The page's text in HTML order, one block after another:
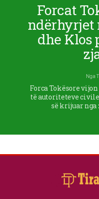
Forcat
ndërhyrjet
dhe Klos
Nga
Forca Tokësore
të autoriteteve
së krijuar nga